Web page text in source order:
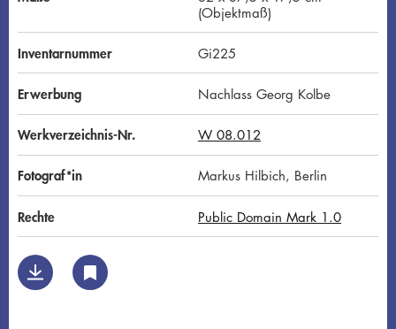
(Objektmaß)
Inventarnummer Gi225
Erwerbung Nachlass Georg Kolbe
Werkverzeichnis-Nr. W 08.012
Fotograf*in Markus Hilbich, Berlin
Rechte Public Domain Mark 1.0